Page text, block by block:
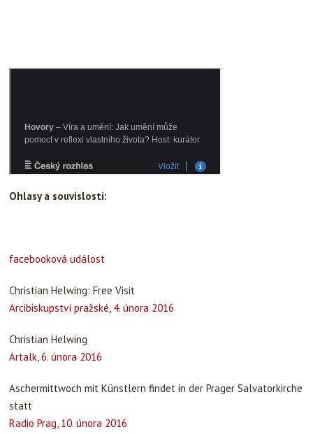
Ohlasy a souvislosti:
facebooková událost
Christian Helwing: Free Visit
Arcibiskupství pražské, 4. února 2016
Christian Helwing
Artalk, 6. února 2016
Aschermittwoch mit Künstlern findet in der Prager Salvatorkirche
statt
Radio Prag, 10. února 2016